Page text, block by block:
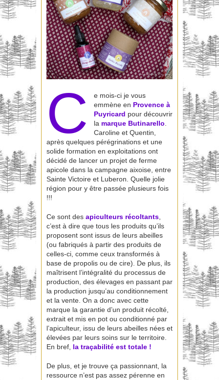
C
e mois-ci je vous
emmène en Provence à
Puyricard pour découvrir
la marque Butinarello.
Caroline et Quentin,
après quelques pérégrinations et une
solide formation en exploitations ont
décidé de lancer un projet de ferme
apicole dans la campagne aixoise, entre
Sainte Victoire et Luberon. Quelle jolie
région pour y être passée plusieurs fois
!!!
Ce sont des apiculteurs récoltants,
c’est à dire que tous les produits qu’ils
proposent sont issus de leurs abeilles
(ou fabriqués à partir des produits de
celles-ci, comme ceux transformés à
base de propolis ou de cire). De plus, ils
maîtrisent l’intégralité du processus de
production, des élevages en passant par
la production jusqu’au conditionnement
et la vente. On a donc avec cette
marque la garantie d’un produit récolté,
extrait et mis en pot ou conditionné par
l’apiculteur, issu de leurs abeilles nées et
élevées par leurs soins sur le territoire.
En bref, la traçabilité est totale !
De plus, et je trouve ça passionnant, la
ressource n’est pas assez pérenne en